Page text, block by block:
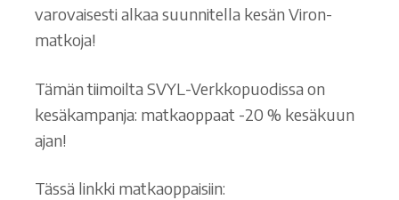
varovaisesti alkaa suunnitella kesän Viron-
matkoja!
Tämän tiimoilta SVYL-Verkkopuodissa on
kesäkampanja: matkaoppaat -20 % kesäkuun
ajan!
Tässä linkki matkaoppaisiin: